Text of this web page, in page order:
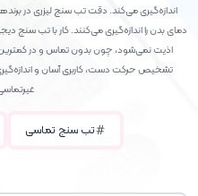
دمای بدن را اندازه‌گیری می‌کنند. کار با تب سنج
اذیت نمی‌شود، چون بدون تماس و در کمترین
تشخیص حرکت دست، کاربری آسان و
تب سنج تماسی